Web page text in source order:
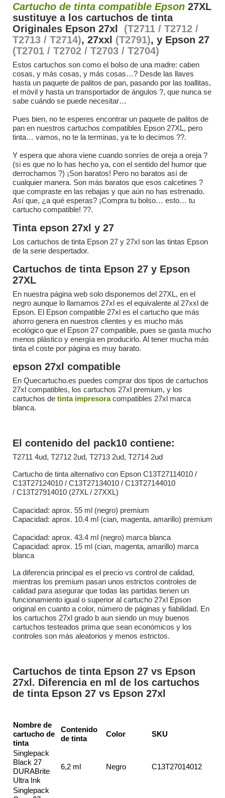
Cartucho de tinta compatible Epson 27XL
sustituye a los cartuchos de tinta
Originales Epson 27xl (T2711 / T2712 /
T2713 / T2714), 27xxl (T2791), y Epson 27
(T2701 / T2702 / T2703 / T2704)
Estos cartuchos son como el bolso de una madre: caben
cosas, y más cosas, y más cosas…? Desde las llaves
hasta un paquete de palitos de pan, pasando por las toallitas,
el móvil y hasta un transportador de ángulos ?, que nunca se
sabe cuándo se puede necesitar…
Pues bien, no te esperes encontrar un paquete de palitos de
pan en nuestros cartuchos compatibles Epson 27XL, pero
tinta… vamos, no te la terminas, ya te lo decimos ?️?.
Y espera que ahora viene cuando sonríes de oreja a oreja ?
(si es que no lo has hecho ya, con el sentido del humor que
derrochamos ?) ¡Son baratos! Pero no baratos así de
cualquier manera. Son más baratos que esos calcetines ?
que compraste en las rebajas y que aún no has estrenado.
Así que, ¿a qué esperas? ¡Compra tu bolso… esto… tu
cartucho compatible! ?️?️.
Tinta epson 27xl y 27
Los cartuchos de tinta Epson 27 y 27xl son las tintas Epson
de la serie despertador.
Cartuchos de tinta Epson 27 y Epson
27XL
En nuestra página web solo disponemos del 27XL, en el
negro aunque lo llamamos 27xl es el equivalente al 27xxl de
Epson. El Epson compatible 27xl es el cartucho que más
ahorro genera en nuestros clientes y es mucho más
ecológico que el Epson 27 compatible, pues se gasta mucho
menos plástico y energía en producirlo. Al tener mucha más
tinta el coste por página es muy barato.
epson 27xl compatible
En Quecartucho.es puedes comprar dos tipos de cartuchos
27xl compatibles, los cartuchos 27xl premium, y los
cartuchos de tinta impresoracompatibles 27xl marca
blanca.
El contenido del pack10 contiene:
T2711 4ud, T2712 2ud, T2713 2ud, T2714 2ud
Cartucho de tinta alternativo con Epson C13T27114010 /
C13T27124010 / C13T27134010 / C13T27144010
/ C13T27914010 (27XL / 27XXL)
Capacidad: aprox. 55 ml (negro) premium
Capacidad: aprox. 10.4 ml (cian, magenta, amarillo) premium
Capacidad: aprox. 43.4 ml (negro) marca blanca
Capacidad: aprox. 15 ml (cian, magenta, amarillo) marca
blanca
La diferencia principal es el precio vs control de calidad,
mientras los premium pasan unos estrictos controles de
calidad para asegurar que todas las partidas tienen un
funcionamiento igual o superior al cartucho 27xl Epson
original en cuanto a color, número de páginas y fiabilidad. En
los cartuchos 27xl grado b aun siendo un muy buenos
cartuchos testeados prima que sean económicos y los
controles son más aleatorios y menos estrictos.
Cartuchos de tinta Epson 27 vs Epson
27xl. Diferencia en ml de los cartuchos
de tinta Epson 27 vs Epson 27xl
Nombre de
cartucho de
tinta
Contenido
de tinta
Color SKU
Singlepack
Black 27
DURABrite
Ultra Ink
6,2 ml Negro C13T27014012
Singlepack